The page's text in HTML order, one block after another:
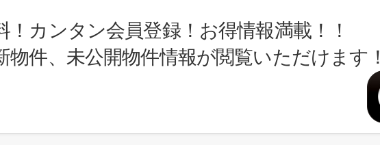
！カンタン会員登録！お得情報満載！！
物件、未公開物件情報が閲覧いただけます！